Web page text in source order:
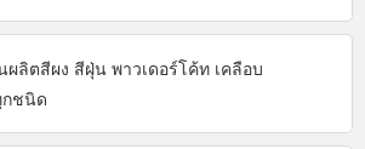
ผลิตสีผง สีฝุ่น พาวเดอร์โค้ท เคลือบ
ชนิด